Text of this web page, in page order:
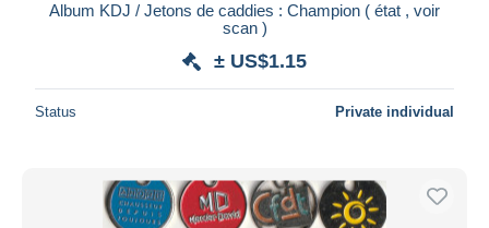
Album KDJ / Jetons de caddies : Champion ( état , voir
scan )
± US$1.15
Status Private individual